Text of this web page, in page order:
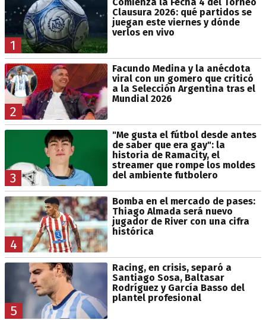
1
Clausura 2026: qué partidos se
juegan este viernes y dónde
verlos en vivo
2
Facundo Medina y la anécdota
viral con un gomero que criticó
a la Selección Argentina tras el
Mundial 2026
3
"Me gusta el fútbol desde antes
de saber que era gay": la
historia de Ramacity, el
streamer que rompe los moldes
del ambiente futbolero
4
Bomba en el mercado de pases:
Thiago Almada será nuevo
jugador de River con una cifra
histórica
5
Racing, en crisis, separó a
Santiago Sosa, Baltasar
Rodríguez y García Basso del
plantel profesional